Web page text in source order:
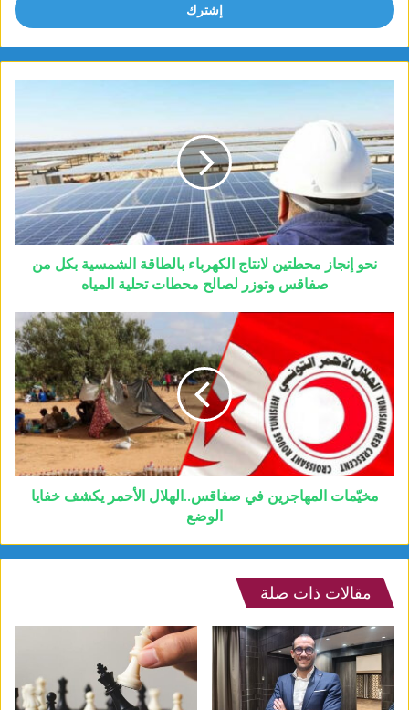
نحو إنجاز محطتين لانتاج الكهرباء بالطاقة الشمسية بكل من
صفاقس وتوزر لصالح محطات تحلية المياه
مخيّمات المهاجرين في صفاقس..الهلال الأحمر يكشف خفايا
الوضع
مقالات ذات صلة